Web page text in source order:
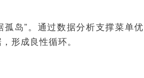
岛”。通过数据分析支撑菜单优
形成良性循环。